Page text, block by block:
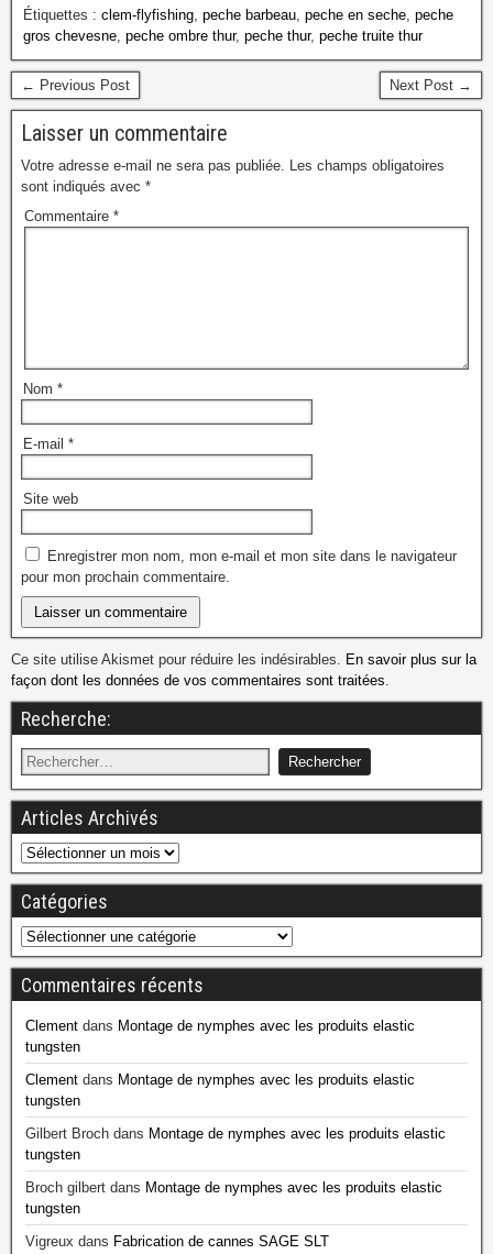
Étiquettes : clem-flyfishing, peche barbeau, peche en seche, peche
gros chevesne, peche ombre thur, peche thur, peche truite thur
← Previous Post Next Post →
Laisser un commentaire
Votre adresse e-mail ne sera pas publiée. Les champs obligatoires
sont indiqués avec *
Commentaire *
Nom *
E-mail *
Site web
Enregistrer mon nom, mon e-mail et mon site dans le navigateur
pour mon prochain commentaire.
Ce site utilise Akismet pour réduire les indésirables. En savoir plus sur la
façon dont les données de vos commentaires sont traitées.
Recherche:
Articles Archivés
Catégories
Commentaires récents
Clement dans Montage de nymphes avec les produits elastic
tungsten
Clement dans Montage de nymphes avec les produits elastic
tungsten
Gilbert Broch dans Montage de nymphes avec les produits elastic
tungsten
Broch gilbert dans Montage de nymphes avec les produits elastic
tungsten
Vigreux dans Fabrication de cannes SAGE SLT